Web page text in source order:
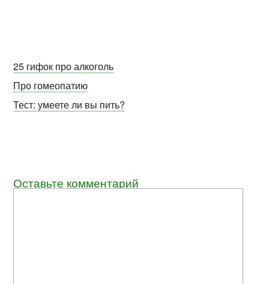
25 гифок про алкоголь
Про гомеопатию
Тест: умеете ли вы пить?
Оставьте комментарий